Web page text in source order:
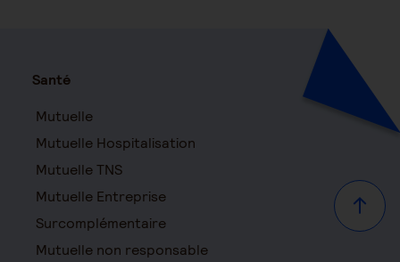
Haut
Santé
Mutuelle
Mutuelle Hospitalisation
Mutuelle TNS
Mutuelle Entreprise
Surcomplémentaire
Mutuelle non responsable